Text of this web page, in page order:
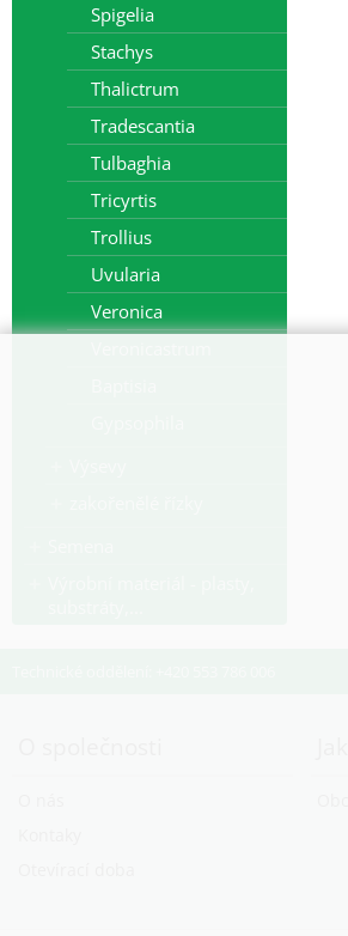
Spigelia
Stachys
Thalictrum
Tradescantia
Tulbaghia
Tricyrtis
Trollius
Uvularia
Veronica